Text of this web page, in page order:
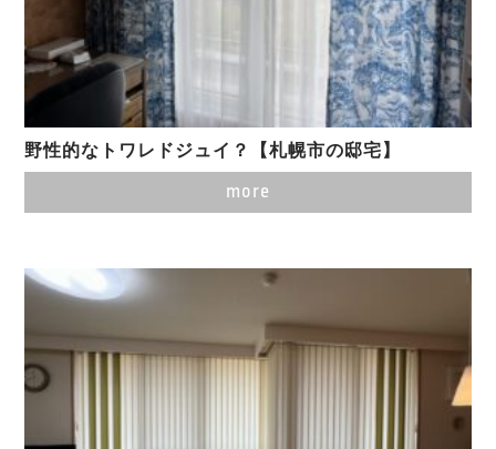
野性的なトワレドジュイ？【札幌市の邸宅】
more